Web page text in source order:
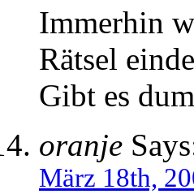
Immerhin
Rätsel
Gibt es
oranje
März 18th,